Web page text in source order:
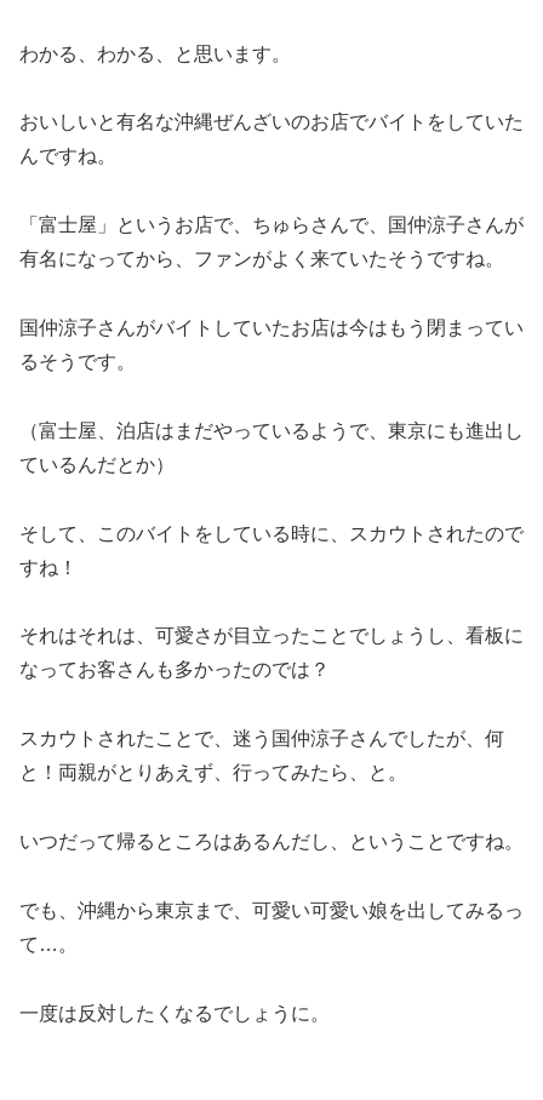
わかる、わかる、と思います。
おいしいと有名な沖縄ぜんざいのお店でバイトをしていた
んですね。
「富士屋」というお店で、ちゅらさんで、国仲涼子さんが
有名になってから、ファンがよく来ていたそうですね。
国仲涼子さんがバイトしていたお店は今はもう閉まってい
るそうです。
（富士屋、泊店はまだやっているようで、東京にも進出し
ているんだとか）
そして、このバイトをしている時に、スカウトされたので
すね！
それはそれは、可愛さが目立ったことでしょうし、看板に
なってお客さんも多かったのでは？
スカウトされたことで、迷う国仲涼子さんでしたが、何
と！両親がとりあえず、行ってみたら、と。
いつだって帰るところはあるんだし、ということですね。
でも、沖縄から東京まで、可愛い可愛い娘を出してみるっ
て…。
一度は反対したくなるでしょうに。